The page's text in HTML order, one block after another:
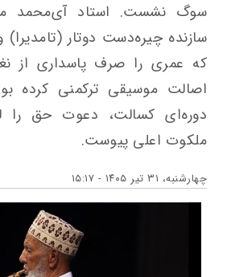
سوگ نشست. استاد آی‌محمد
سازنده چیره‌دست دوتار
که عمری را صرف پاسداری از
اصالت موسیقی ترکمنی کرده
دوره‌ای کسالت، دعوت حق
ملکوت اعلی پیوست.
چهارشنبه، ۳۱ تیر ۱۴۰۵ - ۱۵:۱۷